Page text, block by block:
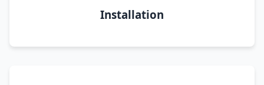
Installation